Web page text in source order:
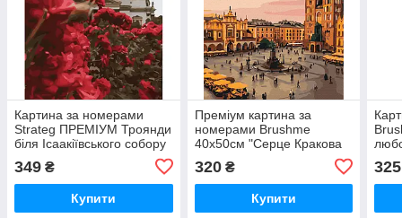
Картина за номерами
Strateg ПРЕМІУМ Троянди
біля Ісаакіївського собору
з лаком розміром 40х50
см (GS1241)
349 ₴
Купити
Преміум картина за
номерами Brushme
40x50см "Серце Кракова
PBS54544
320₴
Купити
325